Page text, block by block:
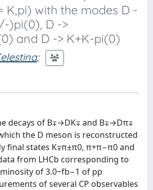
K,pi) with the modes D -
)pi(0), D ->
and D -> K+K-pi(0)
;
decays of B∓→DK∓ and B∓→Dπ∓
the D meson is reconstructed
final states K∓π±π0, π+π−π0 and
from LHCb corresponding to
of 3.0~fb−1 of pp
of several CP observables